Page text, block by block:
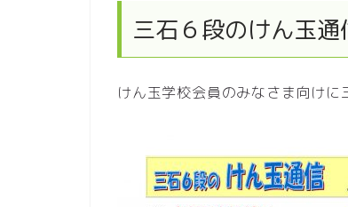
三石６段のけん玉
けん玉学校会員のみなさま向けに